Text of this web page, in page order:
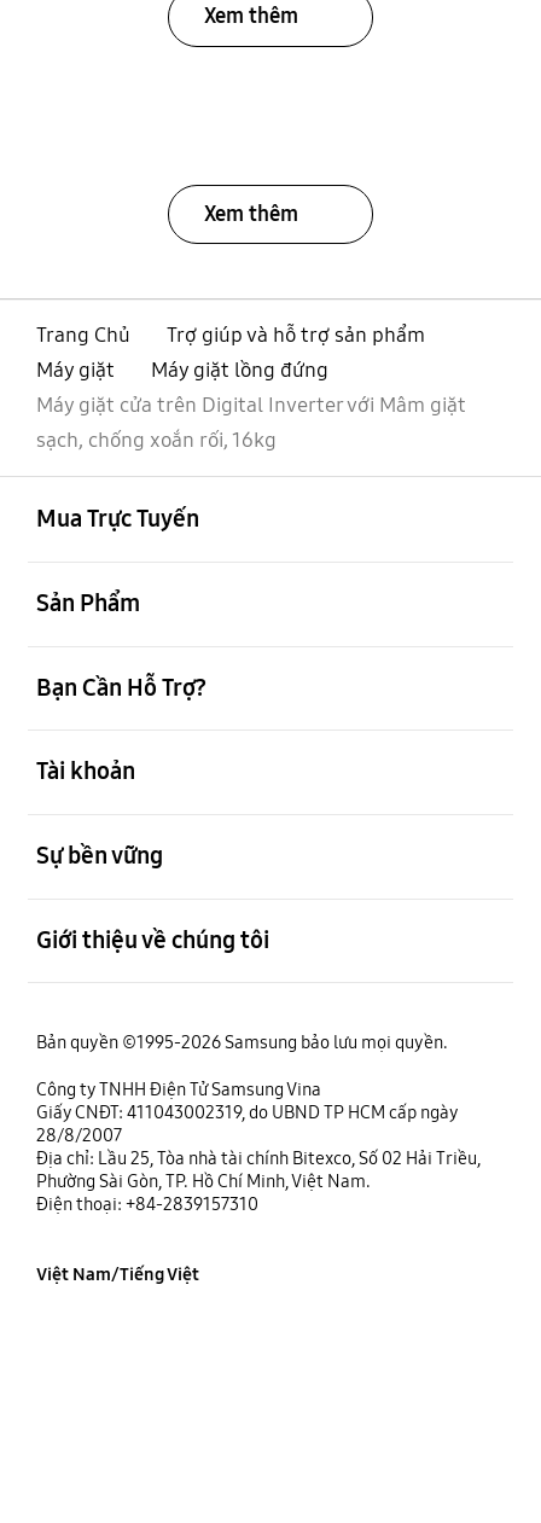
Xem thêm
Xem thêm
Trang Chủ
Trợ giúp và hỗ trợ sản phẩm
Máy giặt
Máy giặt lồng đứng
Máy giặt cửa trên Digital Inverter với Mâm giặt
sạch, chống xoắn rối, 16kg
Mua Trực Tuyến
Sản Phẩm
Bạn Cần Hỗ Trợ?
Tài khoản
Sự bền vững
Giới thiệu về chúng tôi
Bản quyền ©1995-2026 Samsung bảo lưu mọi quyền.
Công ty TNHH Điện Tử Samsung Vina
Giấy CNĐT: 411043002319, do UBND TP HCM cấp ngày
28/8/2007
Địa chỉ: Lầu 25, Tòa nhà tài chính Bitexco, Số 02 Hải Triều,
Phường Sài Gòn, TP. Hồ Chí Minh, Việt Nam.
Điện thoại: +84-2839157310
Việt Nam/Tiếng Việt